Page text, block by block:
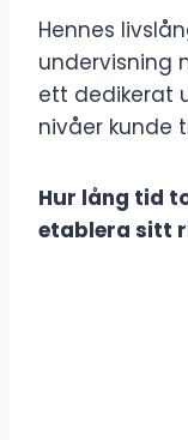
Hennes
undervisning
ett dedikerat
nivåer kunde
Hur lång tid
etablera sitt